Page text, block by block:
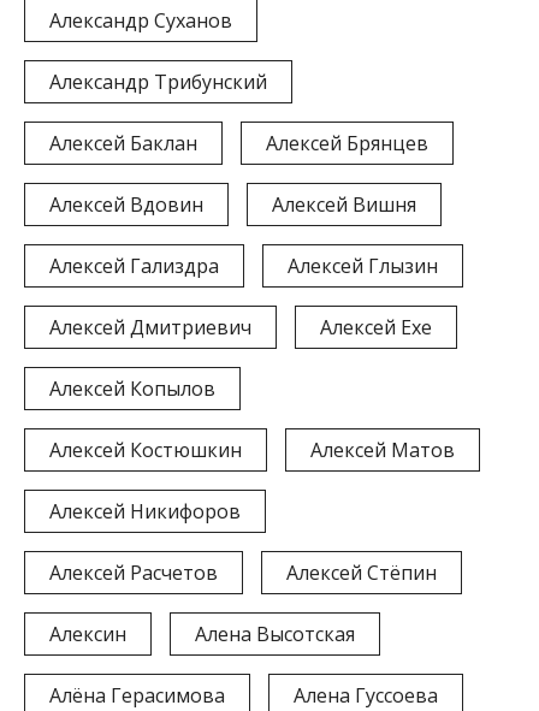
Александр Суханов
Александр Трибунский
Алексей Баклан Алексей Брянцев
Алексей Вдовин Алексей Вишня
Алексей Гализдра Алексей Глызин
Алексей Дмитриевич Алексей Ехе
Алексей Копылов
Алексей Костюшкин Алексей Матов
Алексей Никифоров
Алексей Расчетов Алексей Стёпин
Алексин Алена Высотская
Алёна Герасимова Алена Гуссоева